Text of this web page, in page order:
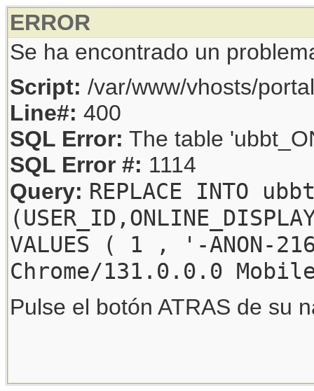
ERROR
Se ha encontrado un
Script: /var/www/vhosts/
Line#: 400
SQL Error: The table
SQL Error #: 1114
Query: REPLACE INTO
VALUES ( 1 , '-
Chrome/131.0.0.0
Pulse el botón ATRAS de su